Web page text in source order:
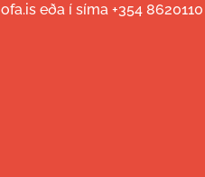
ofa.is eða í síma +354 8620110